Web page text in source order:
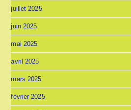
juillet 2025
juin 2025
mai 2025
avril 2025
mars 2025
février 2025